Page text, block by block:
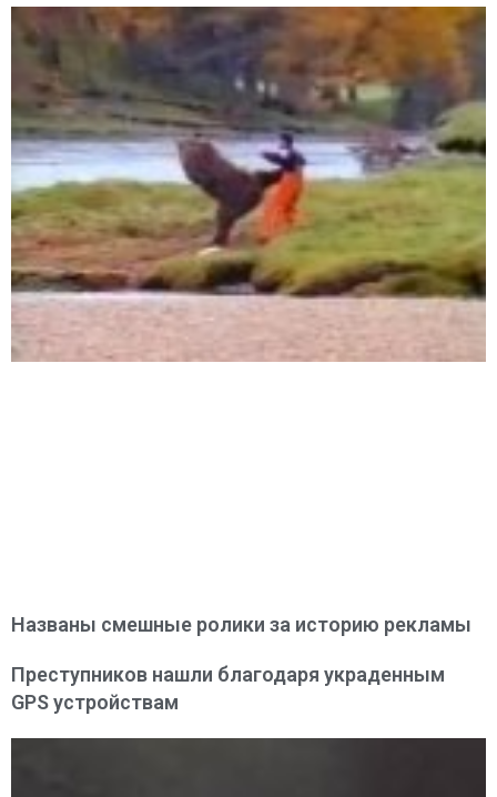
Названы смешные ролики за историю рекламы
Преступников нашли благодаря украденным
GPS устройствам